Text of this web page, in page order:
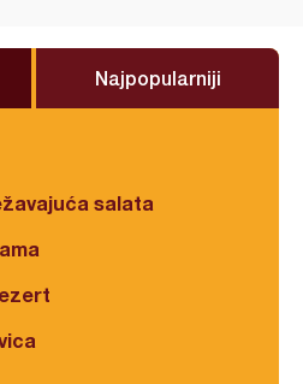
Najpopularniji
salata